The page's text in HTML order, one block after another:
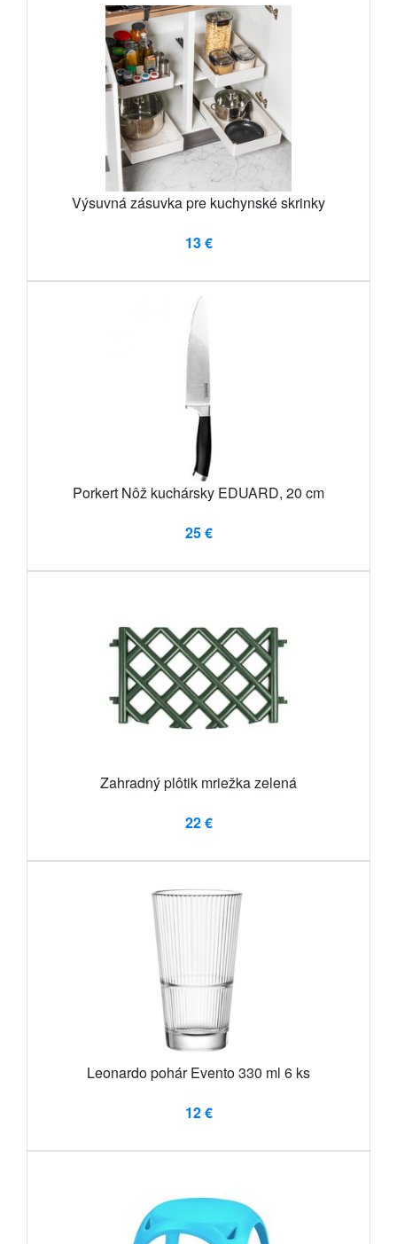
Výsuvná zásuvka pre kuchynské skrinky
13 €
Porkert Nôž kuchársky EDUARD, 20 cm
25 €
Zahradný plôtik mriežka zelená
22 €
Leonardo pohár Evento 330 ml 6 ks
12 €